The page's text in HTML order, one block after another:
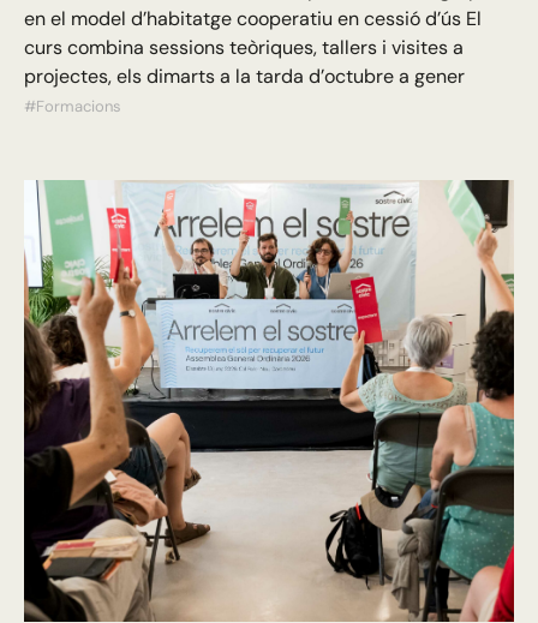
en el model d’habitatge cooperatiu en cessió d’ús El
curs combina sessions teòriques, tallers i visites a
projectes, els dimarts a la tarda d’octubre a gener
#Formacions